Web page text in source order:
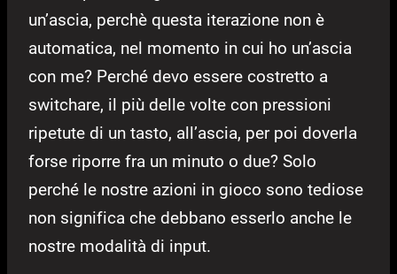
un’ascia, perchè questa iterazione non è
automatica, nel momento in cui ho un’ascia
con me? Perché devo essere costretto a
switchare, il più delle volte con pressioni
ripetute di un tasto, all’ascia, per poi doverla
forse riporre fra un minuto o due? Solo
perché le nostre azioni in gioco sono tediose
non significa che debbano esserlo anche le
nostre modalità di input.